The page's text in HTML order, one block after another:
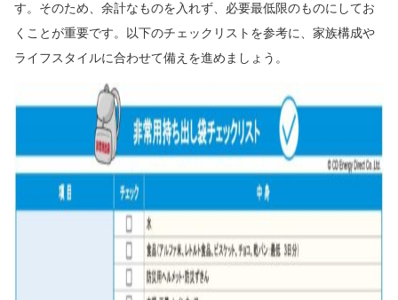
す。そのため、余計なものを入れず、必要最低限のものにしてお
くことが重要です。以下のチェックリストを参考に、家族構成や
ライフスタイルに合わせて備えを進めましょう。